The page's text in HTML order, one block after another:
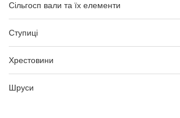
Сільгосп вали та їх елементи
Ступиці
Хрестовини
Шруси